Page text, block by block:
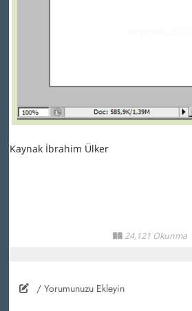
Kaynak İbrahim Ülker
24,121 Okunma
/ Yorumunuzu Ekleyin